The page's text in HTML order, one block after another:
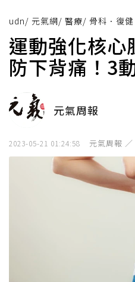
udn/ 元氣網/ 醫療/ 骨科．復健
運動強化核心
防下背痛！3
元氣周報
2023-05-21 01:24:58 元氣周報